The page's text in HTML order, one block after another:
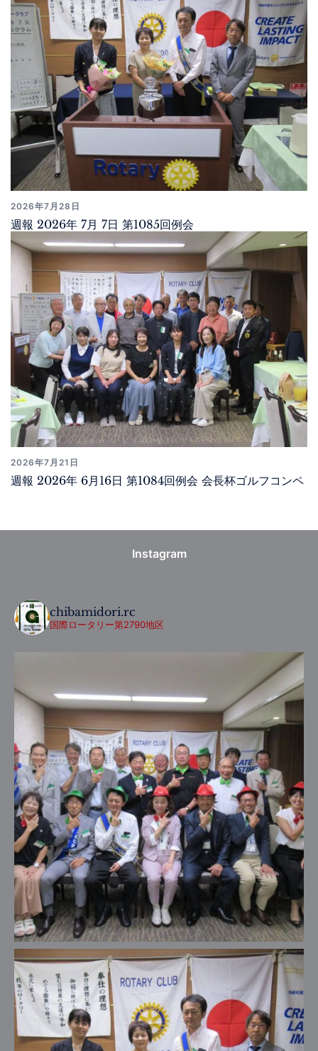
2026年7月28日
週報 2026年 7月 7日 第1085回例会
2026年7月21日
週報 2026年 6月16日 第1084回例会 会長杯ゴルフコンペ
Instagram
chibamidori.rc
国際ロータリー第2790地区